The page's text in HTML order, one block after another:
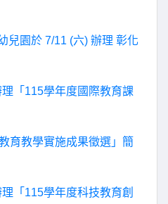
兒園於 7/11 (六) 辦理 彰化
「115學年度國際教育課
育教學實施成果徵選」簡
「115學年度科技教育創